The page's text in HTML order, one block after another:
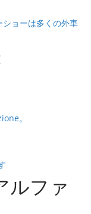
ョーは多くの外車
。
ルファ